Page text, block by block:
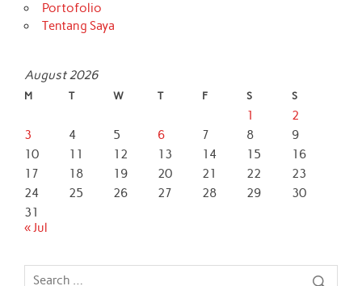
Portofolio
Tentang Saya
August 2026
M T W T F S S
1
2
3
4 5 6 7 8
9
10
11 12 13 14 15
16
17
18 19 20 21 22
23
24
25 26 27 28 29
30
31
« Jul